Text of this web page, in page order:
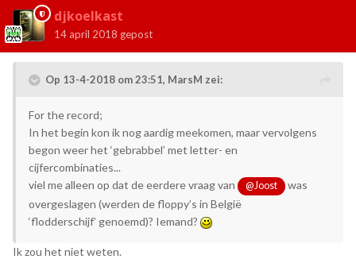
djkoelkast
14 april 2018 gepost
Op 13-4-2018 om 23:51, MarsM zei:
For the record;
In het begin kon ik nog aardig meekomen, maar vervolgens
begon weer het ‘gebrabbel’ met letter- en
cijfercombinaties...
viel me alleen op dat de eerdere vraag van
@Joost
was
overgeslagen (werden de floppy’s in België
‘flodderschijf’ genoemd)? Iemand?
Ik zou het niet weten.